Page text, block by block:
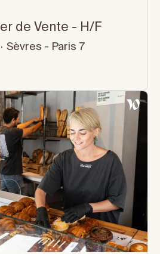
de Vente - H/F
· Sèvres - Paris 7